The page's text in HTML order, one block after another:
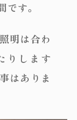
す。
明は合わ
りします
はありま